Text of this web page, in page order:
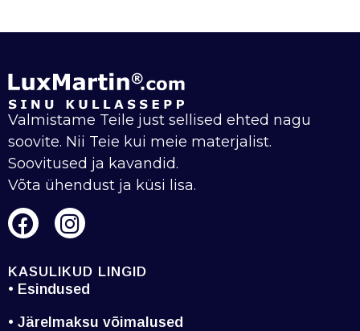
Valmistame Teile just sellised ehted nagu
soovite. Nii Teie kui meie materjalist.
Soovitused ja kavandid.
Võta ühendust ja küsi lisa.
KASULIKUD LINGID
• Esindused
• Järelmaksu võimalused